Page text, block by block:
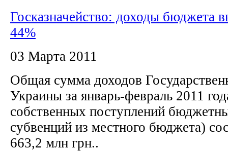
Госказначейство: доходы бюджета
44%
03 Марта 2011
Общая сумма доходов
Украины за январь-февраль 2011
собственных поступлений
субвенций из местного бюджета)
663,2 млн грн..